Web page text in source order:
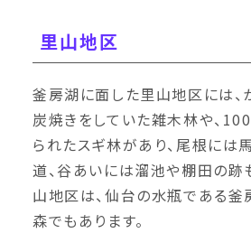
里山地区
釜房湖に面した里山地区には、
炭焼きをしていた雑木林や、
られたスギ林があり、尾根には
道、谷あいには溜池や棚田の跡
山地区は、仙台の水瓶である
森でもあります。